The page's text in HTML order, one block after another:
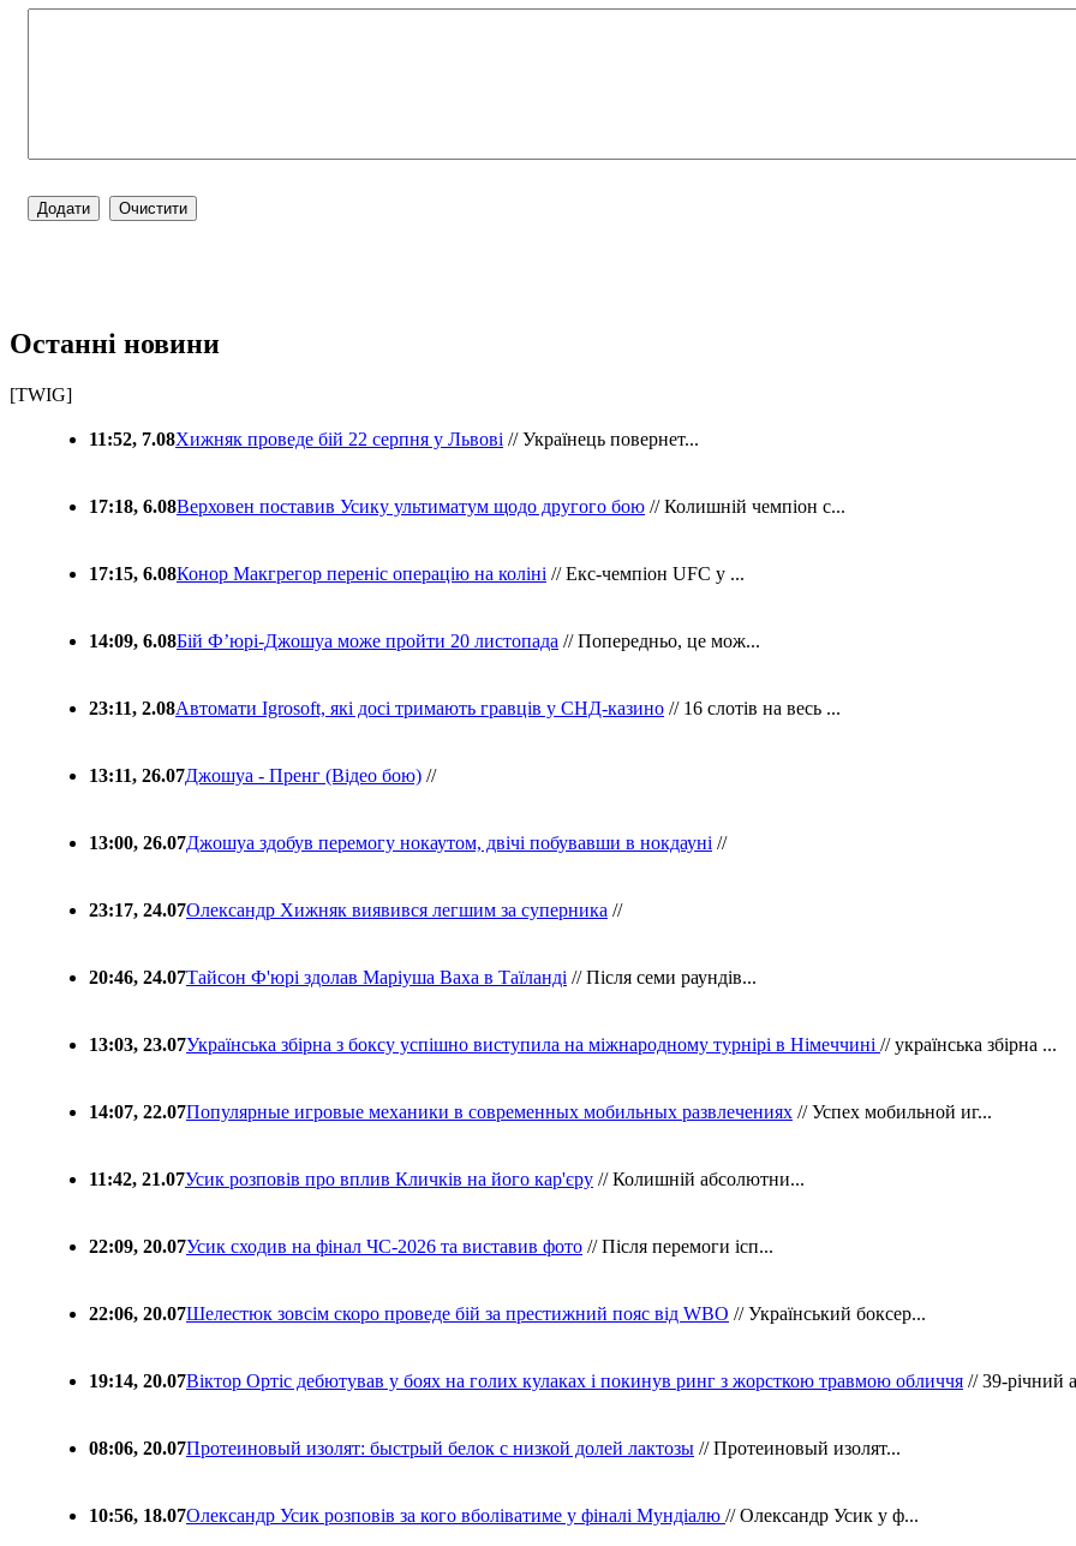
Останні новини
[TWIG]
11:52, 7.08Хижняк проведе бій 22 серпня у Львові // Українець повернет...
17:18, 6.08Верховен поставив Усику ультиматум щодо другого бою // Колишній чемпіон с...
17:15, 6.08Конор Макгрегор переніс операцію на коліні // Екс-чемпіон UFC у ...
14:09, 6.08Бій Ф’юрі-Джошуа може пройти 20 листопада // Попередньо, це мож...
23:11, 2.08Автомати Igrosoft, які досі тримають гравців у СНД-казино // 16 слотів на весь ...
13:11, 26.07Джошуа - Пренг (Відео бою) //
13:00, 26.07Джошуа здобув перемогу нокаутом, двічі побувавши в нокдауні //
23:17, 24.07Олександр Хижняк виявився легшим за суперника //
20:46, 24.07Тайсон Ф'юрі здолав Маріуша Ваха в Таїланді // Після семи раундів...
13:03, 23.07Українська збірна з боксу успішно виступила на міжнародному турнірі в Німеччині // українська збірна ...
14:07, 22.07Популярные игровые механики в современных мобильных развлечениях // Успех мобильной иг...
11:42, 21.07Усик розповів про вплив Кличків на його кар'єру // Колишній абсолютни...
22:09, 20.07Усик сходив на фінал ЧС-2026 та виставив фото // Після перемоги ісп...
22:06, 20.07Шелестюк зовсім скоро проведе бій за престижний пояс від WBO // Український боксер...
19:14, 20.07Віктор Ортіс дебютував у боях на голих кулаках і покинув ринг з жорсткою травмою обличчя // 39-річний
08:06, 20.07Протеиновый изолят: быстрый белок с низкой долей лактозы // Протеиновый изолят...
10:56, 18.07Олександр Усик розповів за кого вболіватиме у фіналі Мундіалю // Олександр Усик у ф...